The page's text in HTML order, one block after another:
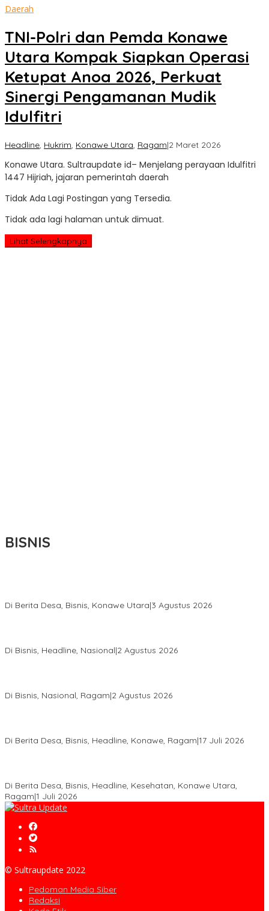
Daerah
TNI-Polri dan Pemda Konawe
Utara Kompak Siapkan Operasi
Ketupat Anoa 2026, Perkuat
Sinergi Pengamanan Mudik
Idulfitri
Headline, Hukrim, Konawe Utara, Ragam|2 Maret 2026oleh
Update
Konawe Utara. Sultraupdate id– Menjelang perayaan Idulfitri
1447 Hijriah, jajaran pemerintah daerah
Tidak Ada Lagi Postingan yang Tersedia.
Tidak ada lagi halaman untuk dimuat.
Lihat Selengkapnya
BISNIS
Di Berita Desa, Bisnis, Konawe Utara|3 Agustus 2026
Di Bisnis, Headline, Nasional|2 Agustus 2026
Di Bisnis, Nasional, Ragam|2 Agustus 2026
Di Berita Desa, Bisnis, Headline, Konawe, Ragam|17 Juli 2026
Di Berita Desa, Bisnis, Headline, Kesehatan, Konawe Utara,
Ragam|1 Juli 2026
© Sultraupdate 2022
Pedoman Media Siber
Redaksi